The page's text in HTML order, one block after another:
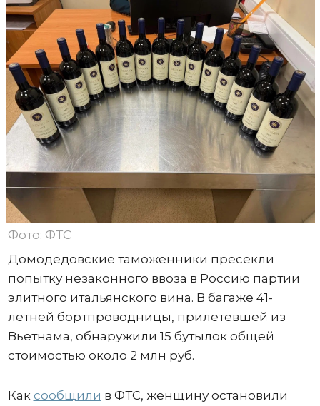
Фото: ФТС
Домодедовские таможенники пресекли
попытку незаконного ввоза в Россию партии
элитного итальянского вина. В багаже 41-
летней бортпроводницы, прилетевшей из
Вьетнама, обнаружили 15 бутылок общей
стоимостью около 2 млн руб.
Как сообщили в ФТС, женщину остановили